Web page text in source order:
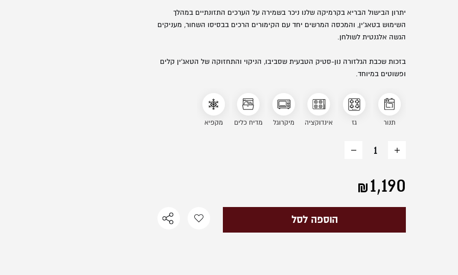
יתרון הבישול הבריא בקרמיקה שלנו ניכר בשמירה על הערכים התזונתיים במהלך
השימוש בטאג'ין, והמכסה המרשים יחד עם הקימורים הרכים בבסיסו השחור, מעניקים
הגשה אלגנטית לשולחן.
בזכות שכבת הגלזורה נון-סטיק הטבעית שסביבו, הניקוי והתחזוקה של הטאג'ין קלים
ופשוטים במיוחד.
1,190
הוספה לסל